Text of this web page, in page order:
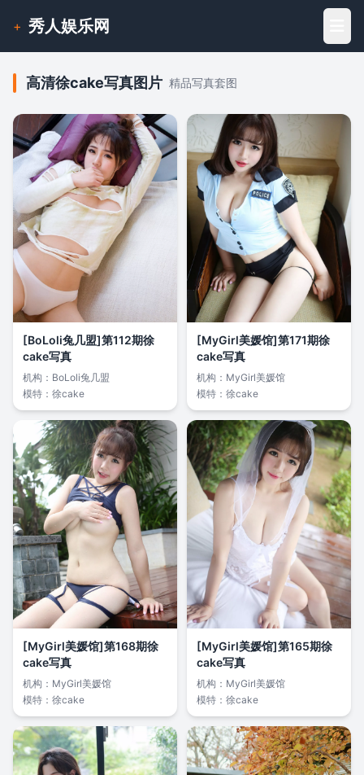
+ 秀人娱乐网
高清徐cake写真图片 精品写真套图
[BoLoli兔几盟]第112期徐
cake写真
机构： BoLoli兔几盟
模特： 徐cake
[MyGirl美媛馆]第171期徐
cake写真
机构： MyGirl美媛馆
模特： 徐cake
[MyGirl美媛馆]第168期徐
cake写真
机构： MyGirl美媛馆
模特： 徐cake
[MyGirl美媛馆]第165期徐
cake写真
机构： MyGirl美媛馆
模特： 徐cake